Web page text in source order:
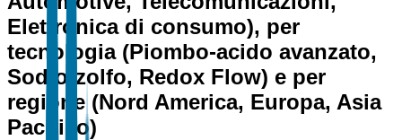
Elettronica di consumo), per
tecnologia (Piombo-acido avanzato,
Sodio-zolfo, Redox Flow) e per
regione (Nord America, Europa, Asia
Pacifico)